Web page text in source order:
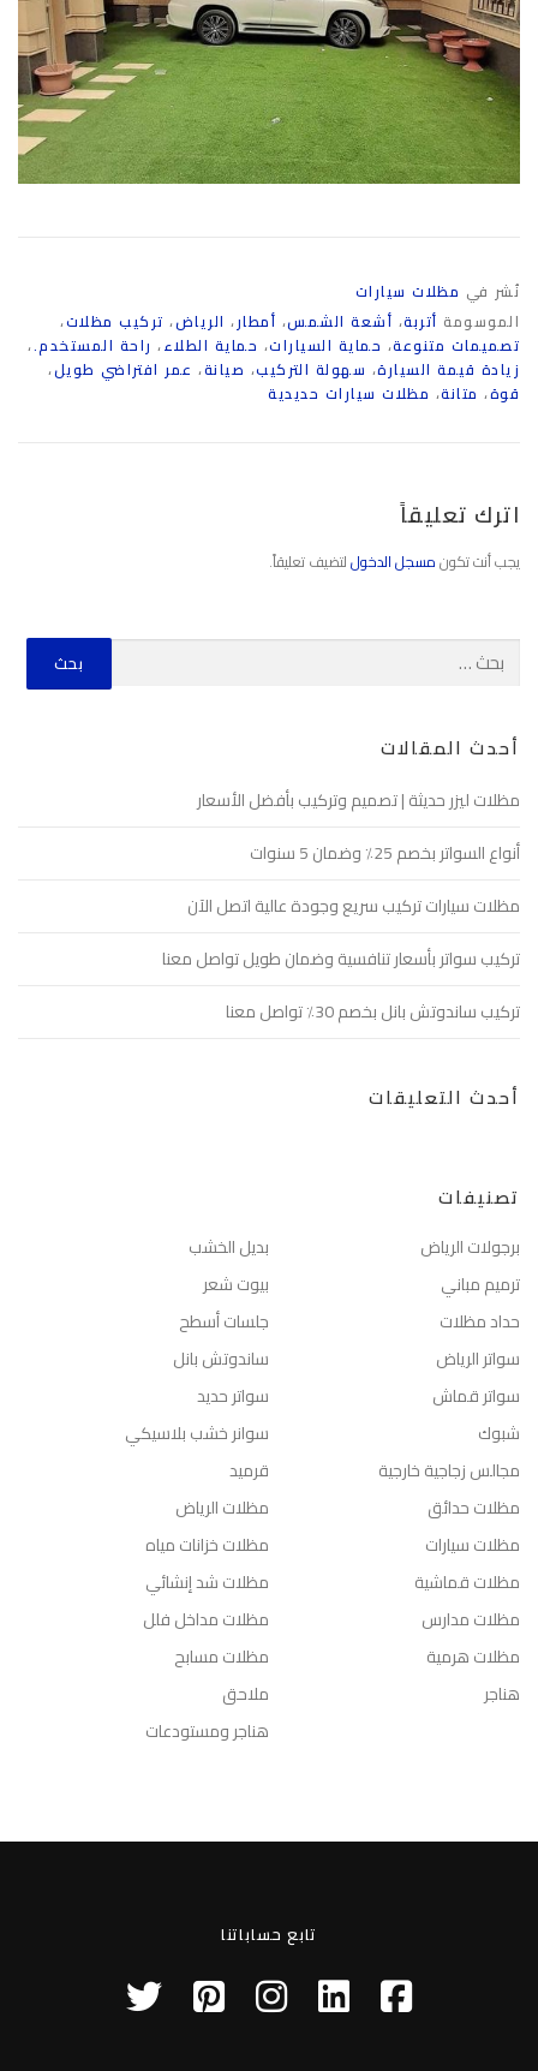
نُشر في مظلات سيارات
الموسومة أتربة، أشعة الشمس، أمطار، الرياض، تركيب مظلات،
تصميمات متنوعة، حماية السيارات، حماية الطلاء، راحة المستخدم.،
زيادة قيمة السيارة، سهولة التركيب، صيانة، عمر افتراضي طويل،
قوة، متانة، مظلات سيارات حديدية
اترك تعليقاً
يجب أنت تكونمسجل الدخوللتضيف تعليقاً.
أحدث المقالات
مظلات ليزر حديثة | تصميم وتركيب بأفضل الأسعار
أنواع السواتر بخصم 25٪ وضمان 5 سنوات
مظلات سيارات تركيب سريع وجودة عالية اتصل الآن
تركيب سواتر بأسعار تنافسية وضمان طويل تواصل معنا
تركيب ساندوتش بانل بخصم 30٪ تواصل معنا
أحدث التعليقات
تصنيفات
بديل الخشب
برجولات الرياض
بيوت شعر
ترميم مباني
جلسات أسطح
حداد مظلات
ساندوتش بانل
سواتر الرياض
سواتر حديد
سواتر قماش
سوانر خشب بلاسيكي
شبوك
قرميد
مجالس زجاجية خارجية
مظلات الرياض
مظلات حدائق
مظلات خزانات مياه
مظلات سيارات
مظلات شد إنشائي
مظلات قماشية
مظلات مداخل فلل
مظلات مدارس
مظلات مسابح
مظلات هرمية
ملاحق
هناجر
هناجر ومستودعات
تابع حساباتنا